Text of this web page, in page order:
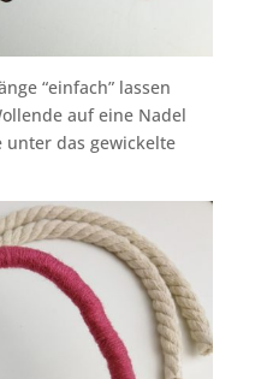
“einfach” lassen
auf eine Nadel
unter das gewickelte